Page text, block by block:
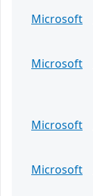
Microsoft
Microsoft
Microsoft
Microsoft